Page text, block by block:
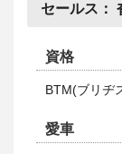
セールス：
資格
BTM(ブリヂ
愛車